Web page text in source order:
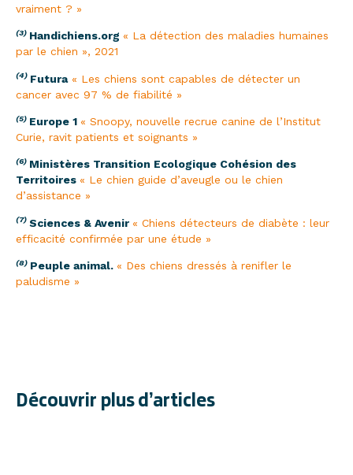
vraiment ? »
(3) Handichiens.org « La détection des maladies humaines
par le chien », 2021
(4) Futura« Les chiens sont capables de détecter un
cancer avec 97 % de fiabilité »
(5) Europe 1 « Snoopy, nouvelle recrue canine de l’Institut
Curie, ravit patients et soignants »
(6) Ministères Transition Ecologique Cohésion des
Territoires « Le chien guide d’aveugle ou le chien
d’assistance »
(7) Sciences & Avenir « Chiens détecteurs de diabète : leur
efficacité confirmée par une étude »
(8) Peuple animal. « Des chiens dressés à renifler le
paludisme »
Découvrir plus d’articles